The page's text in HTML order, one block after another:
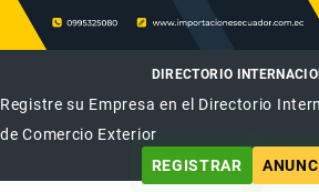
DIRECTORIO
Registre su Empresa en el Directorio
de Comercio Exterior
REGISTRAR